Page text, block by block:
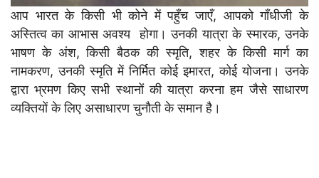
आप भारत के किसी भी कोने में पहुँच जाएँ, आपको गाँधीजी के
अस्तित्व का आभास अवश्य होगा। उनकी यात्रा के स्मारक, उनके
भाषण के अंश, किसी बैठक की स्मृति, शहर के किसी मार्ग का
नामकरण, उनकी स्मृति में निर्मित कोई इमारत, कोई योजना। उनके
द्वारा भ्रमण किए सभी स्थानों की यात्रा करना हम जैसे साधारण
व्यक्तियों के लिए असाधारण चुनौती के समान है।